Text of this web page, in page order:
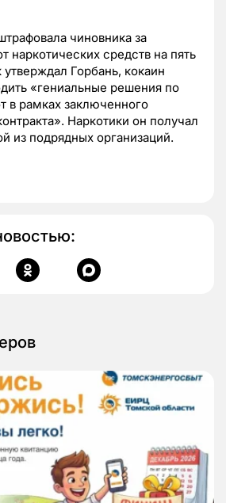
чиновника за
наркотических средств на пять
Горбань, кокаин
«гениальные решения по
в рамках заключенного
Наркотики он получал
из подрядных организаций.